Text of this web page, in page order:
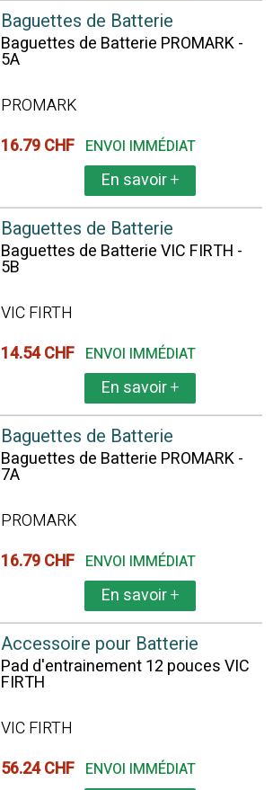
Baguettes de Batterie
Baguettes de Batterie PROMARK -
5A
PROMARK
16.79 CHF ENVOI IMMÉDIAT
En savoir+
Baguettes de Batterie
Baguettes de Batterie VIC FIRTH -
5B
VIC FIRTH
14.54 CHF ENVOI IMMÉDIAT
En savoir+
Baguettes de Batterie
Baguettes de Batterie PROMARK -
7A
PROMARK
16.79 CHF ENVOI IMMÉDIAT
En savoir+
Accessoire pour Batterie
Pad d'entrainement 12 pouces VIC
FIRTH
VIC FIRTH
56.24 CHF ENVOI IMMÉDIAT